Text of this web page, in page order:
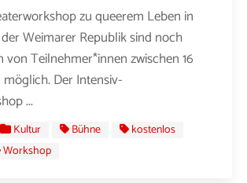
zu queerem Leben in
Weimarer Republik sind noch
Teilnehmer*innen zwischen 16
möglich. Der Intensiv-
...
Kultur Bühne
kostenlos
Workshop